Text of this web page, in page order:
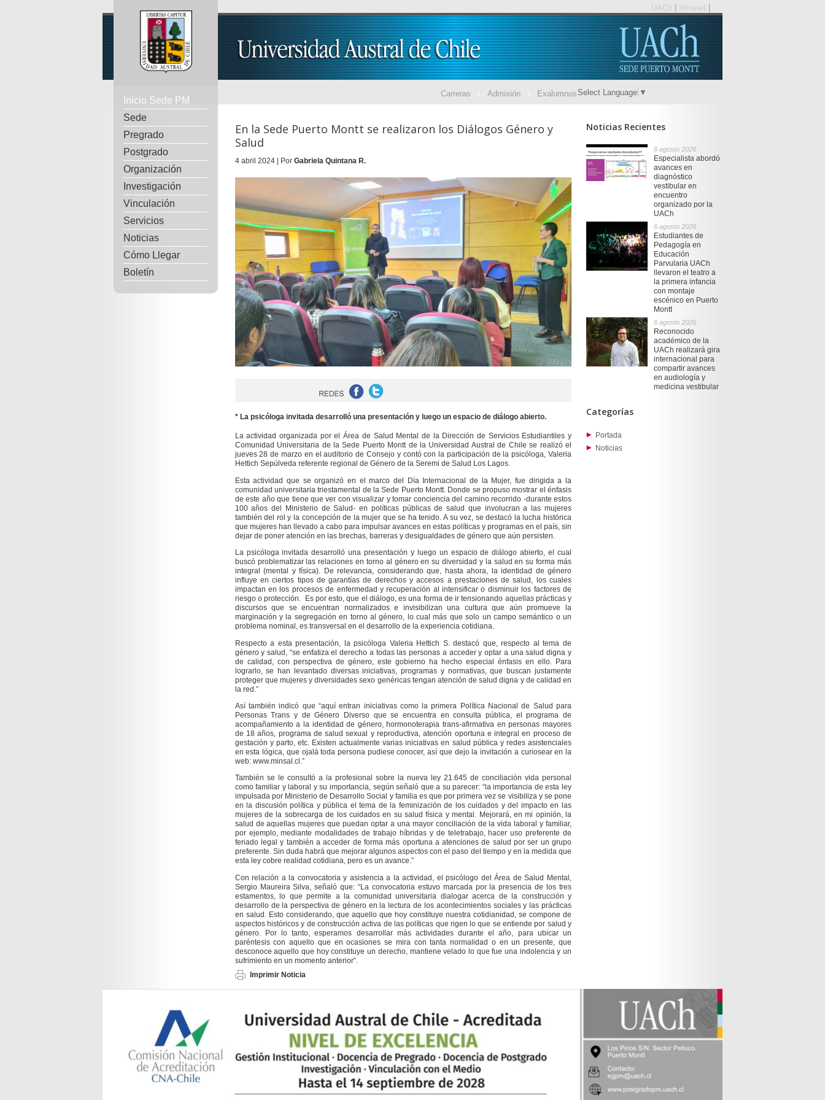
UACh Intranet
Inicio Sede PM
Sede
Pregrado
Postgrado
Organización
Investigación
Vinculación
Servicios
Noticias
Cómo Llegar
Boletín
Carreras Admisión Exalumnos Select Language ▼
En la Sede Puerto Montt se realizaron los Diálogos Género y
Salud
4 abril 2024 | Por Gabriela Quintana R.
* La psicóloga invitada desarrolló una presentación y luego un espacio de diálogo abierto.
La actividad organizada por el Área de Salud Mental de la Dirección de Servicios Estudiantiles y
Comunidad Universitaria de la Sede Puerto Montt de la Universidad Austral de Chile se realizó el
jueves 28 de marzo en el auditorio de Consejo y contó con la participación de la psicóloga, Valeria
Hettich Sepúlveda referente regional de Género de la Seremi de Salud Los Lagos.
Esta actividad que se organizó en el marco del Día Internacional de la Mujer, fue dirigida a la
comunidad universitaria triestamental de la Sede Puerto Montt. Donde se propuso mostrar el énfasis
de este año que tiene que ver con visualizar y tomar conciencia del camino recorrido -durante estos
100 años del Ministerio de Salud- en políticas públicas de salud que involucran a las mujeres
también del rol y la concepción de la mujer que se ha tenido. A su vez, se destacó la lucha histórica
que mujeres han llevado a cabo para impulsar avances en estas políticas y programas en el país, sin
dejar de poner atención en las brechas, barreras y desigualdades de género que aún persisten.
La psicóloga invitada desarrolló una presentación y luego un espacio de diálogo abierto, el cual
buscó problematizar las relaciones en torno al género en su diversidad y la salud en su forma más
integral (mental y física). De relevancia, considerando que, hasta ahora, la identidad de género
influye en ciertos tipos de garantías de derechos y accesos a prestaciones de salud, los cuales
impactan en los procesos de enfermedad y recuperación al intensificar o disminuir los factores de
riesgo o protección. Es por esto, que el diálogo, es una forma de ir tensionando aquellas prácticas y
discursos que se encuentran normalizados e invisibilizan una cultura que aún promueve la
marginación y la segregación en torno al género, lo cual más que solo un campo semántico o un
problema nominal, es transversal en el desarrollo de la experiencia cotidiana.
Respecto a esta presentación, la psicóloga Valeria Hettich S. destacó que, respecto al tema de
género y salud, “se enfatiza el derecho a todas las personas a acceder y optar a una salud digna y
de calidad, con perspectiva de género, este gobierno ha hecho especial énfasis en ello. Para
lograrlo, se han levantado diversas iniciativas, programas y normativas, que buscan justamente
proteger que mujeres y diversidades sexo genéricas tengan atención de salud digna y de calidad en
la red.”
Así también indicó que “aquí entran iniciativas como la primera Política Nacional de Salud para
Personas Trans y de Género Diverso que se encuentra en consulta pública, el programa de
acompañamiento a la identidad de género, hormonoterapia trans-afirmativa en personas mayores
de 18 años, programa de salud sexual y reproductiva, atención oportuna e integral en proceso de
gestación y parto, etc. Existen actualmente varias iniciativas en salud pública y redes asistenciales
en esta lógica, que ojalá toda persona pudiese conocer, así que dejo la invitación a curiosear en la
web: www.minsal.cl.”
También se le consultó a la profesional sobre la nueva ley 21.645 de conciliación vida personal
como familiar y laboral y su importancia, según señaló que a su parecer: “la importancia de esta ley
impulsada por Ministerio de Desarrollo Social y familia es que por primera vez se visibiliza y se pone
en la discusión política y pública el tema de la feminización de los cuidados y del impacto en las
mujeres de la sobrecarga de los cuidados en su salud física y mental. Mejorará, en mi opinión, la
salud de aquellas mujeres que puedan optar a una mayor conciliación de la vida laboral y familiar,
por ejemplo, mediante modalidades de trabajo híbridas y de teletrabajo, hacer uso preferente de
feriado legal y también a acceder de forma más oportuna a atenciones de salud por ser un grupo
preferente. Sin duda habrá que mejorar algunos aspectos con el paso del tiempo y en la medida que
esta ley cobre realidad cotidiana, pero es un avance.”
Con relación a la convocatoria y asistencia a la actividad, el psicólogo del Área de Salud Mental,
Sergio Maureira Silva, señaló que: “La convocatoria estuvo marcada por la presencia de los tres
estamentos, lo que permite a la comunidad universitaria dialogar acerca de la construcción y
desarrollo de la perspectiva de género en la lectura de los acontecimientos sociales y las prácticas
en salud. Esto considerando, que aquello que hoy constituye nuestra cotidianidad, se compone de
aspectos históricos y de construcción activa de las políticas que rigen lo que se entiende por salud y
género. Por lo tanto, esperamos desarrollar más actividades durante el año, para ubicar un
paréntesis con aquello que en ocasiones se mira con tanta normalidad o en un presente, que
desconoce aquello que hoy constituye un derecho, mantiene velado lo que fue una indolencia y un
sufrimiento en un momento anterior”.
Imprimir Noticia
Noticias Recientes
6 agosto 2026
Especialista abordó
avances en
diagnóstico
vestibular en
encuentro
organizado por la
UACh
6 agosto 2026
Estudiantes de
Pedagogía en
Educación
Parvularia UACh
llevaron el teatro a
la primera infancia
con montaje
escénico en Puerto
Montt
6 agosto 2026
Reconocido
académico de la
UACh realizará gira
internacional para
compartir avances
en audiología y
medicina vestibular
Categorías
Portada
Noticias